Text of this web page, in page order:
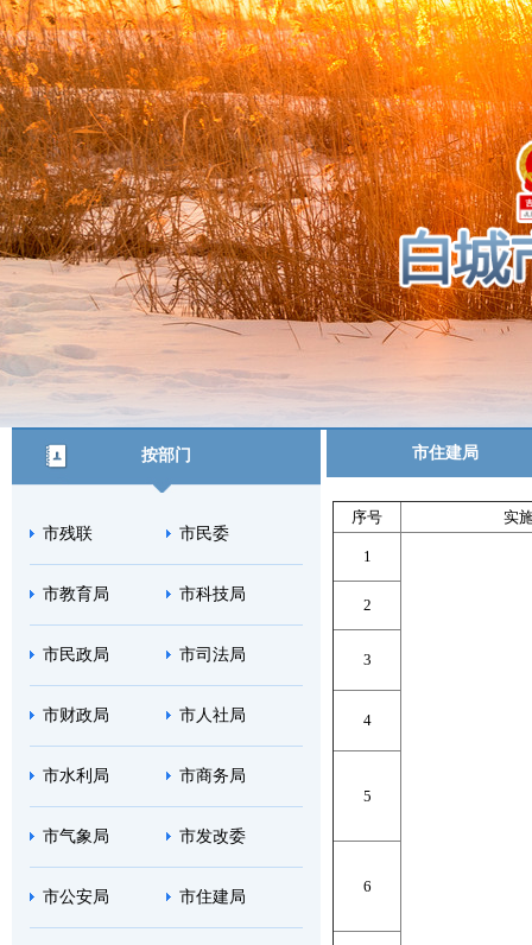
按部门
市残联 市民委
市教育局 市科技局
市民政局 市司法局
市财政局 市人社局
市水利局 市商务局
市气象局 市发改委
市公安局 市住建局
市住建局
序号 实
1
2
3
4
5
6